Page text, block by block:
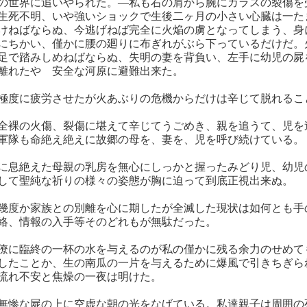
世界に追いやられた。―私も右の肩から腕にガラスの裂傷
死不明、いや強いショックで生後二ヶ月の小さい心臓は一
ねばならぬ、今逃げねば完全に火焔の虜となってしまう、
ちかい、僅かに腰の廻りに布ぎれがぶら下っているだけだ
で踏みしめねばならぬ、失明の妻を背負い、左手に幼児の
れたやゝ安全な河原に避難出来た。
度に疲労させたが火あぶりの危機からだけは辛じて脱れる
裸の火傷、裂傷に堪えて辛じてうごめき、親を追うて、児
隊も命絶え絶えに故郷の母を、妻を、児を呼び続けている。
息絶えた母親の乳房を無心にしっかと握ったみどり児、幼
て聖純な祈りの様々の姿態が胸に迫って到底正視出来ぬ。
度か家族との別離を心に期したが全滅した現状は如何とも
、情報の入手等そのどれもが無駄だった。
に臨終の一杯の水を与えるのが私の僅かに残る余力のせめ
たことか、生の南瓜の一片を与えるために爆風で引きちぎ
れ不安と焦燥の一夜は明けた。
惨な屍の上に空虚な朝の光をなげている。私達親子は周囲